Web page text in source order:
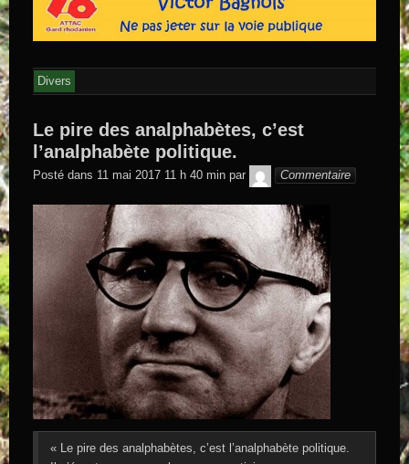
Divers
Le pire des analphabètes, c’est
l’analphabète politique.
Posté dans 11 mai 2017 11 h 40 min par
GEGE DE
SAINTAND
Commentaire
« Le pire des analphabètes, c’est l’analphabète politique.